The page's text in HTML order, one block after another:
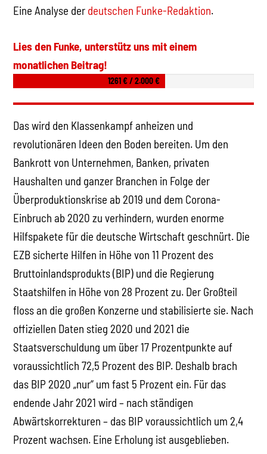
Eine Analyse der deutschen Funke-Redaktion.
Lies den Funke, unterstütz uns mit einem
monatlichen Beitrag!
1261 € / 2.000 €
Das wird den Klassenkampf anheizen und
revolutionären Ideen den Boden bereiten. Um den
Bankrott von Unternehmen, Banken, privaten
Haushalten und ganzer Branchen in Folge der
Überproduktionskrise ab 2019 und dem Corona-
Einbruch ab 2020 zu verhindern, wurden enorme
Hilfspakete für die deutsche Wirtschaft geschnürt. Die
EZB sicherte Hilfen in Höhe von 11 Prozent des
Bruttoinlandsprodukts (BIP) und die Regierung
Staatshilfen in Höhe von 28 Prozent zu. Der Großteil
floss an die großen Konzerne und stabilisierte sie. Nach
offiziellen Daten stieg 2020 und 2021 die
Staatsverschuldung um über 17 Prozentpunkte auf
voraussichtlich 72,5 Prozent des BIP. Deshalb brach
das BIP 2020 „nur“ um fast 5 Prozent ein. Für das
endende Jahr 2021 wird – nach ständigen
Abwärtskorrekturen – das BIP voraussichtlich um 2,4
Prozent wachsen. Eine Erholung ist ausgeblieben.